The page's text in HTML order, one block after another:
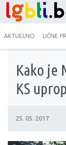
AKTUELNO LIČNE
Kako je
KS
25. 05. 2017